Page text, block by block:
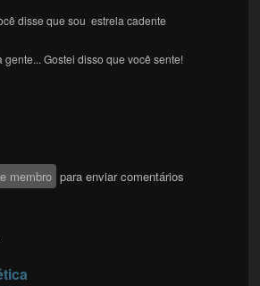
disse que sou estrela cadente
gente... Gostei disso que você sente!
membro para enviar comentários